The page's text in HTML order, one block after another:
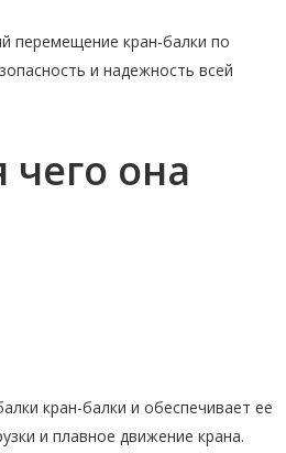
перемещение кран-балки по
и надежность всей
она
кран-балки и обеспечивает ее
и плавное движение крана.